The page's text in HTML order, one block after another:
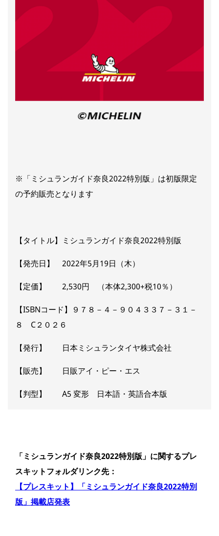
※「ミシュランガイド奈良2022特別版」は初版限定
の予約販売となります
【タイトル】ミシュランガイド奈良2022特別版
【発売日】 2022年5月19日（木）
【定価】 2,530円 （本体2,300+税10％）
【ISBNコード】９７８－４－９０４３３７－３１－
８ C２０２６
【発行】 日本ミシュランタイヤ株式会社
【販売】 日販アイ・ピー・エス
【判型】 A5 変形 日本語・英語合本版
「ミシュランガイド奈良2022特別版」に関するプレ
スキットフォルダリンク先：
【プレスキット】「ミシュランガイド奈良2022特別
版」掲載店発表